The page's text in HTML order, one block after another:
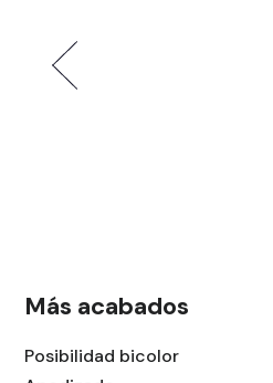
Más acabados
Posibilidad bicolor